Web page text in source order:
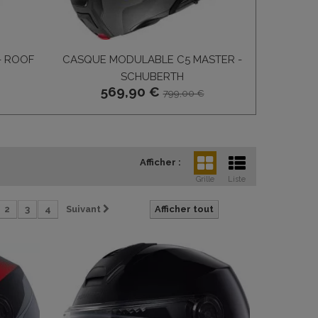
ROOF
CASQUE MODULABLE C5 MASTER -
SCHUBERTH
569,90 €799,00 €
Afficher :
Grille Liste
Afficher tout
2 3 4 Suivant